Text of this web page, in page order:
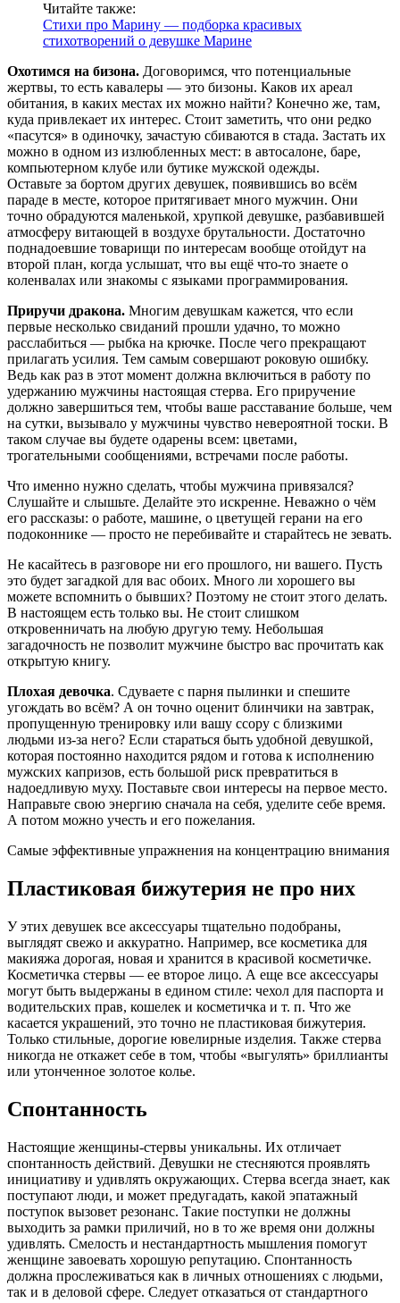
Читайте также:
Стихи про Марину — подборка красивых
стихотворений о девушке Марине
Охотимся на бизона. Договоримся, что потенциальные
жертвы, то есть кавалеры — это бизоны. Каков их ареал
обитания, в каких местах их можно найти? Конечно же, там,
куда привлекает их интерес. Стоит заметить, что они редко
«пасутся» в одиночку, зачастую сбиваются в стада. Застать их
можно в одном из излюбленных мест: в автосалоне, баре,
компьютерном клубе или бутике мужской одежды.
Оставьте за бортом других девушек, появившись во всём
параде в месте, которое притягивает много мужчин. Они
точно обрадуются маленькой, хрупкой девушке, разбавившей
атмосферу витающей в воздухе брутальности. Достаточно
поднадоевшие товарищи по интересам вообще отойдут на
второй план, когда услышат, что вы ещё что-то знаете о
коленвалах или знакомы с языками программирования.
Приручи дракона. Многим девушкам кажется, что если
первые несколько свиданий прошли удачно, то можно
расслабиться — рыбка на крючке. После чего прекращают
прилагать усилия. Тем самым совершают роковую ошибку.
Ведь как раз в этот момент должна включиться в работу по
удержанию мужчины настоящая стерва. Его приручение
должно завершиться тем, чтобы ваше расставание больше, чем
на сутки, вызывало у мужчины чувство невероятной тоски. В
таком случае вы будете одарены всем: цветами,
трогательными сообщениями, встречами после работы.
Что именно нужно сделать, чтобы мужчина привязался?
Слушайте и слышьте. Делайте это искренне. Неважно о чём
его рассказы: о работе, машине, о цветущей герани на его
подоконнике — просто не перебивайте и старайтесь не зевать.
Не касайтесь в разговоре ни его прошлого, ни вашего. Пусть
это будет загадкой для вас обоих. Много ли хорошего вы
можете вспомнить о бывших? Поэтому не стоит этого делать.
В настоящем есть только вы. Не стоит слишком
откровенничать на любую другую тему. Небольшая
загадочность не позволит мужчине быстро вас прочитать как
открытую книгу.
Плохая девочка. Сдуваете с парня пылинки и спешите
угождать во всём? А он точно оценит блинчики на завтрак,
пропущенную тренировку или вашу ссору с близкими
людьми из-за него? Если стараться быть удобной девушкой,
которая постоянно находится рядом и готова к исполнению
мужских капризов, есть большой риск превратиться в
надоедливую муху. Поставьте свои интересы на первое место.
Направьте свою энергию сначала на себя, уделите себе время.
А потом можно учесть и его пожелания.
Самые эффективные упражнения на концентрацию внимания
Пластиковая бижутерия не про них
У этих девушек все аксессуары тщательно подобраны,
выглядят свежо и аккуратно. Например, все косметика для
макияжа дорогая, новая и хранится в красивой косметичке.
Косметичка стервы — ее второе лицо. А еще все аксессуары
могут быть выдержаны в едином стиле: чехол для паспорта и
водительских прав, кошелек и косметичка и т. п. Что же
касается украшений, это точно не пластиковая бижутерия.
Только стильные, дорогие ювелирные изделия. Также стерва
никогда не откажет себе в том, чтобы «выгулять» бриллианты
или утонченное золотое колье.
Спонтанность
Настоящие женщины-стервы уникальны. Их отличает
спонтанность действий. Девушки не стесняются проявлять
инициативу и удивлять окружающих. Стерва всегда знает, как
поступают люди, и может предугадать, какой эпатажный
поступок вызовет резонанс. Такие поступки не должны
выходить за рамки приличий, но в то же время они должны
удивлять. Смелость и нестандартность мышления помогут
женщине завоевать хорошую репутацию. Спонтанность
должна прослеживаться как в личных отношениях с людьми,
так и в деловой сфере. Следует отказаться от стандартного